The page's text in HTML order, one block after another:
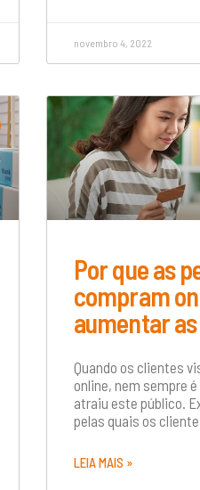
novembro 4, 2022
Por que as
compram
aumentar
Quando os clientes
online, nem sempre
atraiu este público.
pelas quais os
LEIA MAIS »